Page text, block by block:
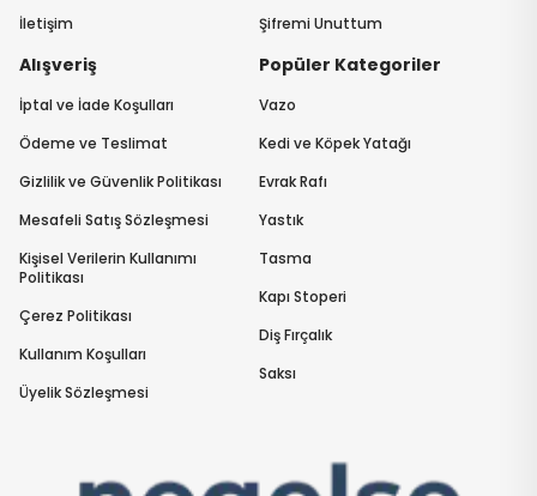
İletişim
Şifremi Unuttum
Alışveriş
İptal ve İade Koşulları
Ödeme ve Teslimat
Gizlilik ve Güvenlik Politikası
Mesafeli Satış Sözleşmesi
Kişisel Verilerin Kullanımı
Politikası
Çerez Politikası
Kullanım Koşulları
Üyelik Sözleşmesi
Popüler Kategoriler
Vazo
Kedi ve Köpek Yatağı
Evrak Rafı
Yastık
Tasma
Kapı Stoperi
Diş Fırçalık
Saksı